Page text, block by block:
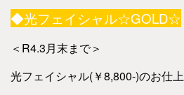
◆光フェイシャル☆GOLD☆
＜R4.3月末まで＞
光フェイシャル(￥8,800-)のお仕